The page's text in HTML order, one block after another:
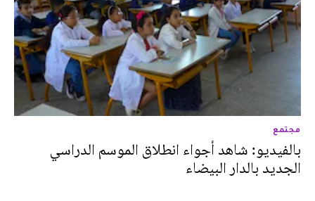
مجتمع
بالفيديو: شاهد أجواء انطلاق الموسم الدراسي
الجديد بالدار البيضاء